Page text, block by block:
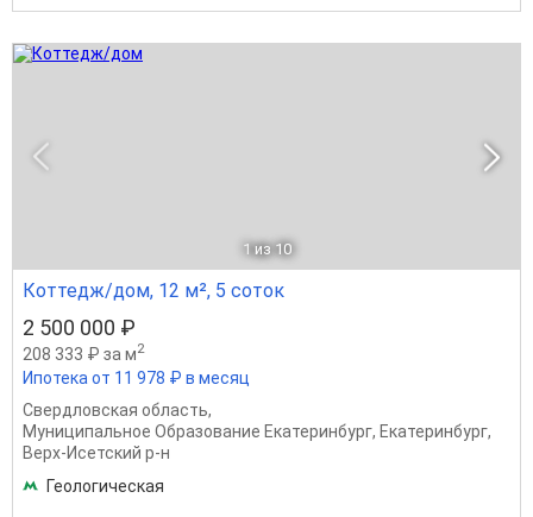
1 из 10
Коттедж/дом, 12 м², 5 соток
2 500 000 ₽
208 333 ₽ за м2
Ипотека от 11 978 ₽ в месяц
Свердловская область,
Муниципальное Образование Екатеринбург, Екатеринбург,
Верх-Исетский р-н
Геологическая